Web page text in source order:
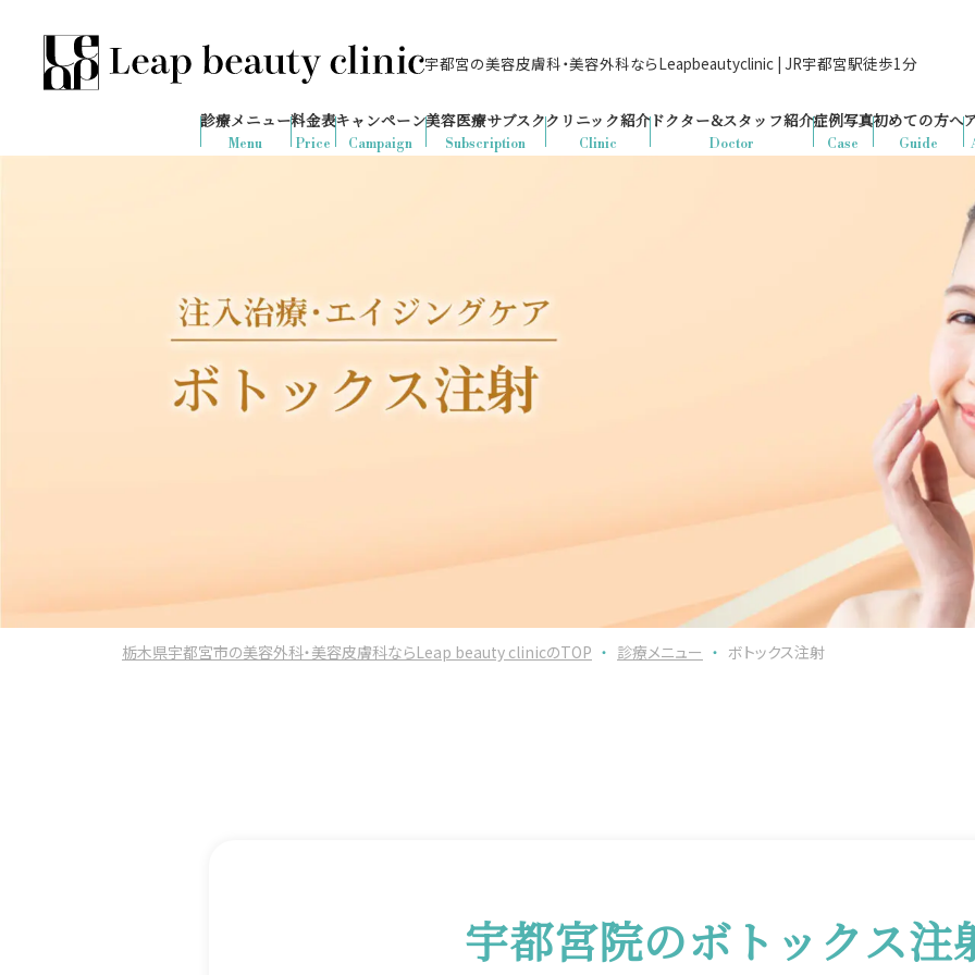
宇都宮の美容皮膚科・美容外科ならLeapbeautyclinic | JR宇都宮駅徒歩1分
の予約が入りました
診療時間：10:00-19:00
（土日祝日対応）
Menu
診療メニュー
Price
料金表
Campaign
キャンペーン
Subscription
美容医療サブスク
Clinic
クリニック紹介
Doctor
ドクター&スタッフ紹介
Case
症例写真
Guide
初めての方へ
栃木県宇都宮市の美容外科・美容皮膚科ならLeap beauty clinicのTOP ・ 診療メニュー ・ ボトックス注射
宇都宮院のボトックス注